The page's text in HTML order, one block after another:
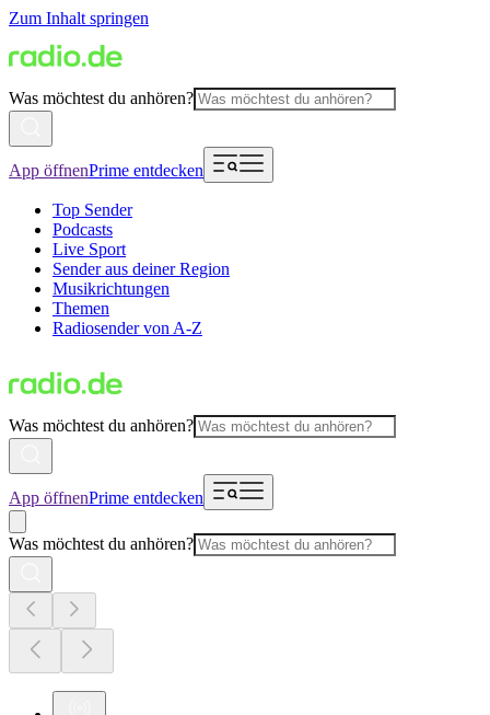
Zum Inhalt springen
Was möchtest du anhören?
App öffnenPrime entdecken
Top Sender
Podcasts
Live Sport
Sender aus deiner Region
Musikrichtungen
Themen
Radiosender von A-Z
Was möchtest du anhören?
App öffnenPrime entdecken
Was möchtest du anhören?